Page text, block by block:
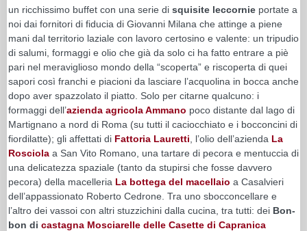
un ricchissimo buffet con una serie di squisite leccornie portate a
noi dai fornitori di fiducia di Giovanni Milana che attinge a piene
mani dal territorio laziale con lavoro certosino e valente: un tripudio
di salumi, formaggi e olio che già da solo ci ha fatto entrare a piè
pari nel meraviglioso mondo della “scoperta” e riscoperta di quei
sapori così franchi e piacioni da lasciare l’acquolina in bocca anche
dopo aver spazzolato il piatto. Solo per citarne qualcuno: i
formaggi dell’azienda agricola Ammano poco distante dal lago di
Martignano a nord di Roma (su tutti il caciocchiato e i bocconcini di
fiordilatte); gli affettati di Fattoria Lauretti , l’olio dell’azienda La
Rosciola a San Vito Romano, una tartare di pecora e mentuccia di
una delicatezza spaziale (tanto da stupirsi che fosse davvero
pecora) della macelleria La bottega del macellaio a Casalvieri
dell’appassionato Roberto Cedrone. Tra uno sbocconcellare e
l’altro dei vassoi con altri stuzzichini dalla cucina, tra tutti: dei Bon-
bon di castagna Mosciarelle delle Casette di Capranica